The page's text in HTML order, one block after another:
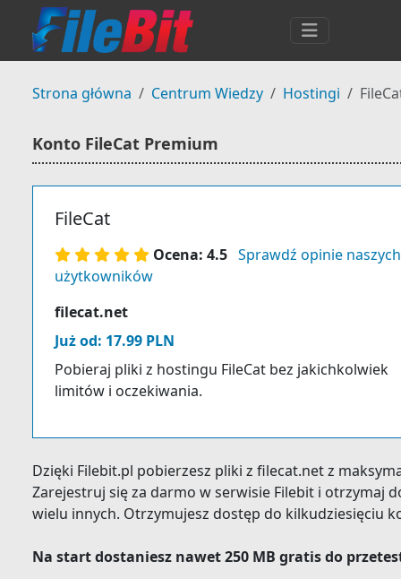
Strona główna Centrum Wiedzy Hostingi
Konto FileCat Premium
FileCat
Ocena: 4.5 Sprawdź opinie naszych
użytkowników
filecat.net
Już od: 17.99 PLN
Pobieraj pliki z hostingu FileCat bez jakichkolwiek
limitów i oczekiwania.
Dzięki Filebit.pl pobierzesz pliki z filecat.net z
Zarejestruj się za darmo w serwisie Filebit i otrzymaj
wielu innych. Otrzymujesz dostęp do kilkudziesięciu
Na start dostaniesz nawet 250 MB gratis do